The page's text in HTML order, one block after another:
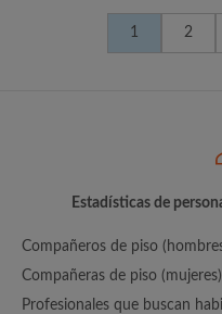
1 2
Estadísticas de
Compañeros de piso
Compañeras de piso (mujeres)
Profesionales que buscan